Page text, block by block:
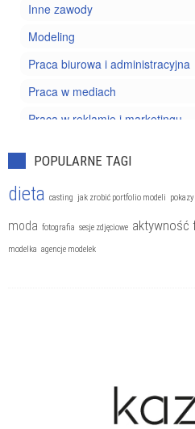
Inne zawody
Modeling
Praca biurowa i administracyjna
Praca w mediach
Praca w reklamie i marketingu
POPULARNE TAGI
dieta casting jak zrobić portfolio modeli
moda fotografia sesje zdjęciowe aktywność
modelka agencje modelek